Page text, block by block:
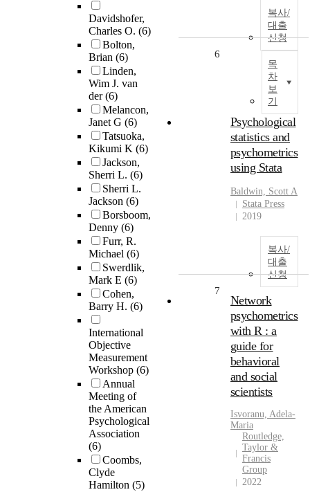
Davidshofer,
Charles O. (6)
Bolton,
Brian (6)
Linden,
Wim J. van
der(6)
Melancon,
Janet G (6)
Tatsuoka,
Kikumi K (6)
Jackson,
Sherri L. (6)
Sherri L.
Jackson (6)
Borsboom,
Denny (6)
Furr, R.
Michael (6)
Swerdlik,
Mark E (6)
Cohen,
Barry H. (6)
International
Objective
Measurement
Workshop (6)
Annual
Meeting of
the American
Psychological
Association
(6)
Coombs,
Clyde
Hamilton (5)
복사/
대출
신청
목
차
보
기
6
Psychological
statistics and
psychometrics
using Stata
Baldwin, Scott A
Stata Press
2019
복사/
대출
신청
7
Network
psychometrics
with R : a
guide for
behavioral
and social
scientists
Isvoranu, Adela-
Maria
Routledge,
Taylor &
Francis
Group
2022